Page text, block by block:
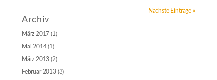
Nächste Einträge »
Archiv
März 2017(1)
Mai 2014(1)
März 2013(2)
Februar 2013(3)